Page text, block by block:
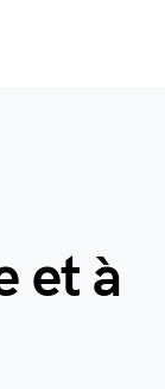
et à